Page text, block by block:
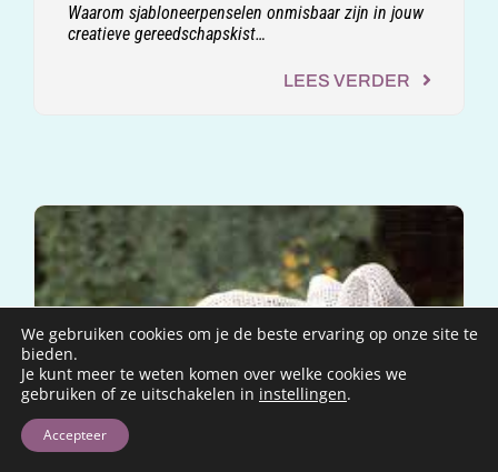
Waarom sjabloneerpenselen onmisbaar zijn in jouw
creatieve gereedschapskist…
LEES VERDER
We gebruiken cookies om je de beste ervaring op onze site te
bieden.
Je kunt meer te weten komen over welke cookies we
gebruiken of ze uitschakelen in instellingen.
Accepteer